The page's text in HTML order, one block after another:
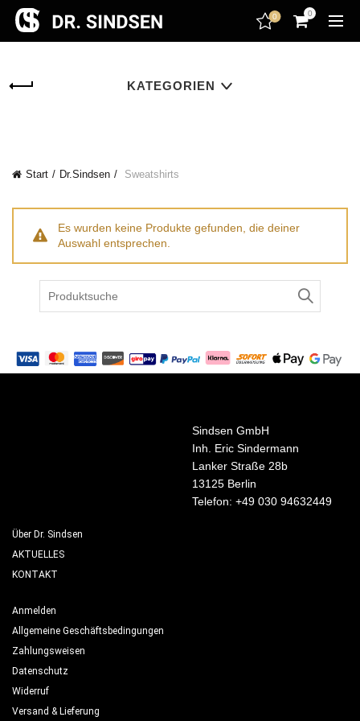
encodedScript:
0 0
KATEGORIEN
Start Dr.Sindsen Sweatshirts
Es wurden keine Produkte gefunden, die deiner
Auswahl entsprechen.
for:
Sindsen GmbH
Inh. Eric Sindermann
Lanker Straße 28b
13125 Berlin
Telefon: +49 030 94632449
Über Dr. Sindsen
AKTUELLES
KONTAKT
Anmelden
Allgemeine Geschäftsbedingungen
Zahlungsweisen
Datenschutz
Widerruf
Versand & Lieferung